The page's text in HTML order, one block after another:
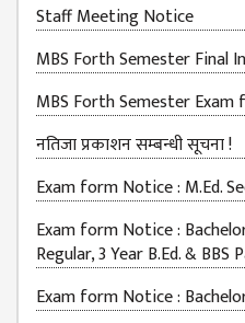
MBS FOURTH
SEMESTERS
DOWNLOAD
PROJECTED FOR
STUDENTS
CLASS ROUTINE
EXAM ROUTINE
ADMISSION
FORMS
Staff Meeting Notice
MBS Forth Semester Final
MBS Forth Semester
नतिजा प्रकाशन सम्बन्धी सूचना !
Exam form Notice : M.Ed.
Exam form Notice :
Regular, 3 Year B.Ed. & BBS
Exam form Notice :